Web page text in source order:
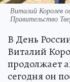
Виталий Королев
Правительство
В День
Виталий
продолжает
сегодня он